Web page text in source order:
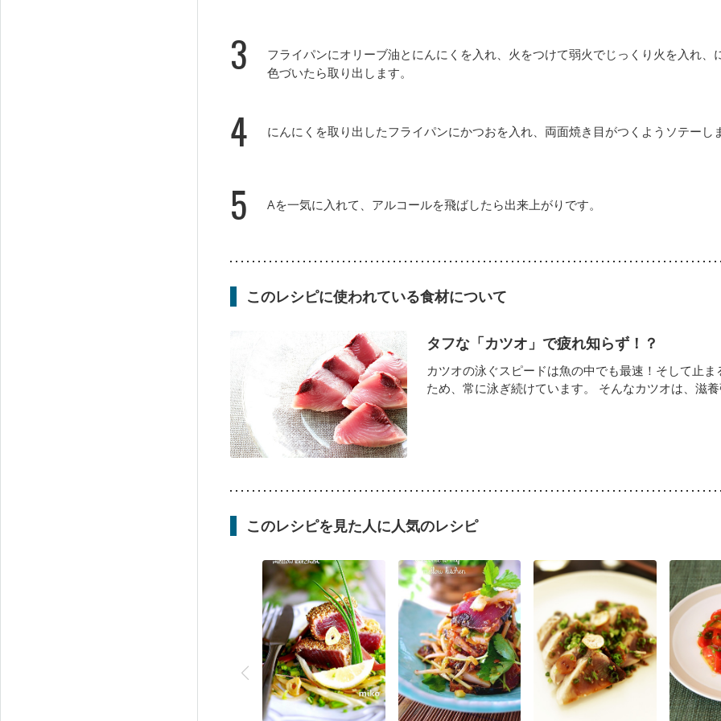
3
フライパンにオリーブ油とにんにくを入れ、火をつけて弱火でじっくり火を入れ、
色づいたら取り出します。
4 にんにくを取り出したフライパンにかつおを入れ、両面焼き目がつくようソテーし
5 Aを一気に入れて、アルコールを飛ばしたら出来上がりです。
このレシピに使われている食材について
タフな「カツオ」で疲れ知らず！？
カツオの泳ぐスピードは魚の中でも最速！そして止ま
ため、常に泳ぎ続けています。 そんなカツオは、滋
このレシピを見た人に人気のレシピ